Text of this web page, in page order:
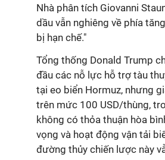
Nhà phân tích Giovanni
dầu vẫn nghiêng về phía
bị hạn chế."
Tổng thống Donald Trump
đầu các nỗ lực hỗ trợ tàu
tại eo biển Hormuz, nhưng
trên mức 100 USD/thùng,
không có thỏa thuận hòa
vọng và hoạt động vận tải
đường thủy chiến lược này